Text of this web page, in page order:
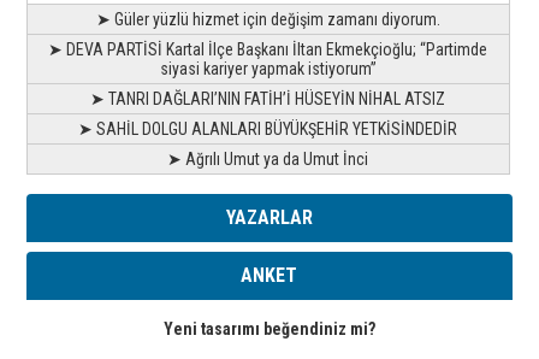
➤ Güler yüzlü hizmet için değişim zamanı diyorum.
➤ DEVA PARTİSİ Kartal İlçe Başkanı İltan Ekmekçioğlu; “Partimde
siyasi kariyer yapmak istiyorum”
➤ TANRI DAĞLARI’NIN FATİH’İ HÜSEYİN NİHAL ATSIZ
➤ SAHİL DOLGU ALANLARI BÜYÜKŞEHİR YETKİSİNDEDİR
➤ Ağrılı Umut ya da Umut İnci
YAZARLAR
ANKET
Yeni tasarımı beğendiniz mi?